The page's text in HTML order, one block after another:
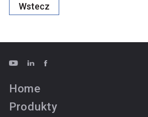
Wstecz
Home
Produkty